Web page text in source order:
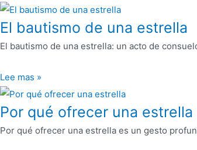
El bautismo de una estrella
El bautismo de una estrella: un acto de
Lee mas »
Por qué ofrecer una estrella
Por qué ofrecer una estrella es un gesto